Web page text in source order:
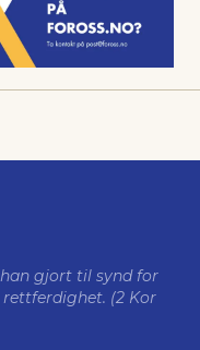
gjort til synd for
(2 Kor